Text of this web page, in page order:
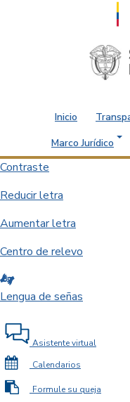
Saltar al contenido
Inicio
Marco Jurídico
Contraste
Reducir letra
Aumentar letra
Centro de relevo
Lengua de señas
Asistente virtual
Calendarios
Formule su queja